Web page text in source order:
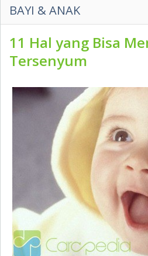
BAYI & ANAK
11 Hal yang Bisa
Tersenyum